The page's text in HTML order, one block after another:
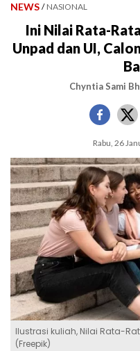
NEWS / NASIONAL
Ini Nilai Rata-
Unpad dan UI,
Chyntia Sami
Rabu, 26
Ilustrasi kuliah, Nilai Rata-
(Freepik)